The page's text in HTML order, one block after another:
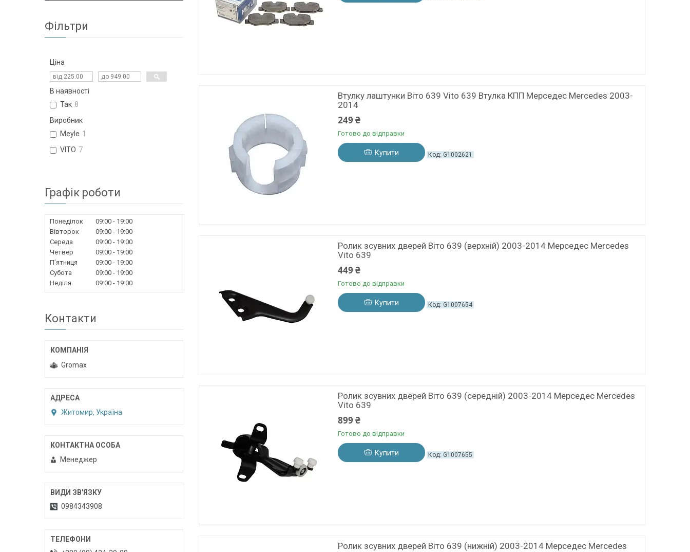
Втулку лаштунки Віто 639 Vito 639 Втулка КПП Мерседес Mercedes 2003-
2014
249 ₴
Готово до відправки
Купити G1002621
Ролик зсувних дверей Віто 639 (верхній) 2003-2014 Мерседес Mercedes
Vito 639
449 ₴
Готово до відправки
Купити G1007654
Ролик зсувних дверей Віто 639 (середній) 2003-2014 Мерседес Mercedes
Vito 639
899 ₴
Готово до відправки
Купити G1007655
Ролик зсувних дверей Віто 639 (нижній) 2003-2014 Мерседес Mercedes
Фільтри
Ціна
В наявності
Так 8
Виробник
Meyle 1
VITO 7
Графік роботи
Понеділок 09:00
19:00
Вівторок
09:00
19:00
Середа
09:00
19:00
Четвер
09:00
19:00
Пʼятниця
09:00
19:00
Субота
09:00
19:00
Неділя
09:00 19:00
Контакти
Gromax
Житомир, Україна
Менеджер
0984343908